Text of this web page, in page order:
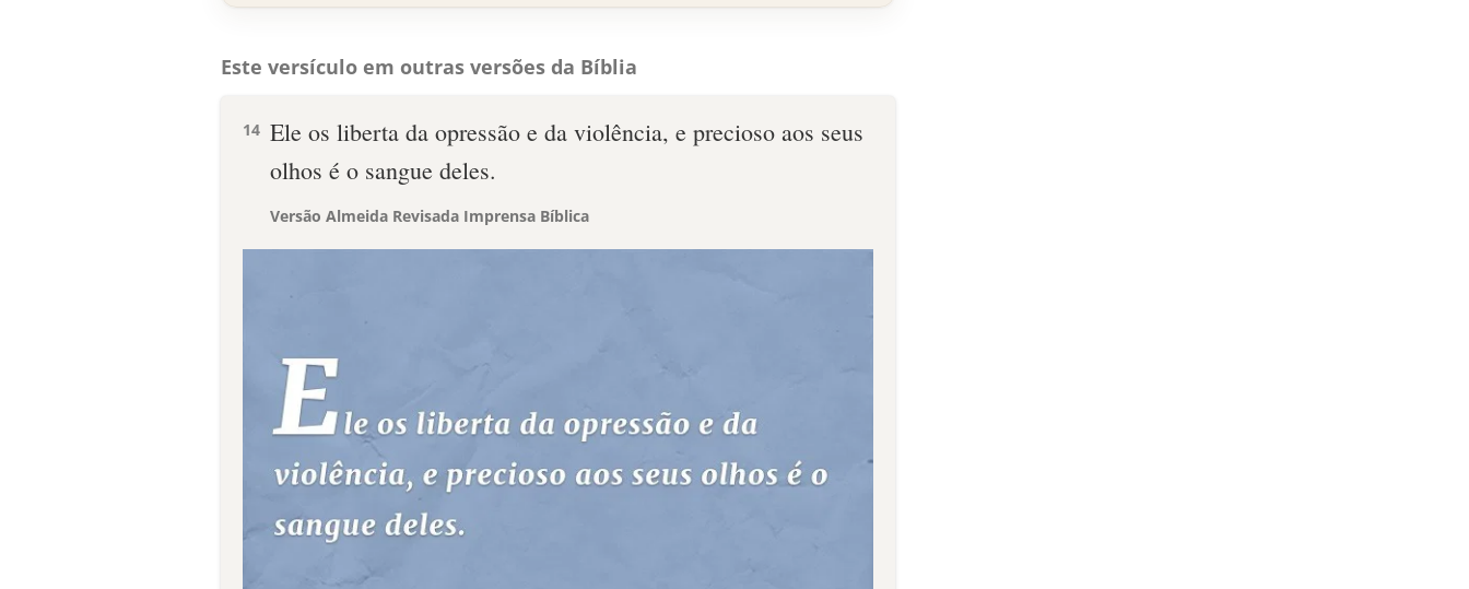
Este versículo em outras versões da Bíblia
14 Ele os liberta da opressão e da violência, e precioso aos seus
olhos é o sangue deles.
Versão Almeida Revisada Imprensa Bíblica